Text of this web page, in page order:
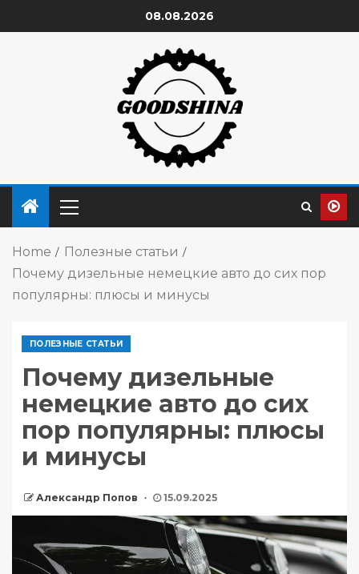
08.08.2026
Home
Полезные статьи
Почему дизельные немецкие авто до сих пор
популярны: плюсы и минусы
ПОЛЕЗНЫЕ СТАТЬИ
Почему дизельные
немецкие авто до сих
пор популярны: плюсы
и минусы
Александр Попов 15.09.2025